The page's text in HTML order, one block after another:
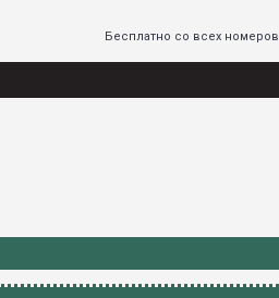
Бесплатно со всех номеров